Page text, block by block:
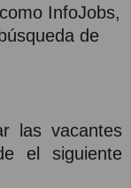
InfoJobs,
de
las vacantes
el siguiente